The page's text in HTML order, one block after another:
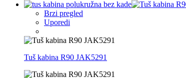
Brzi pregled
Uporedi
Tuš kabina R90 JAK5291